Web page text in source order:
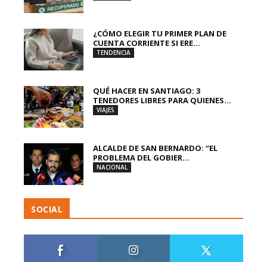
¿CÓMO ELEGIR TU PRIMER PLAN DE
CUENTA CORRIENTE SI ERE...
TENDENCIA
QUÉ HACER EN SANTIAGO: 3
TENEDORES LIBRES PARA QUIENES...
VIAJES
ALCALDE DE SAN BERNARDO: “EL
PROBLEMA DEL GOBIER...
NACIONAL
SOCIAL